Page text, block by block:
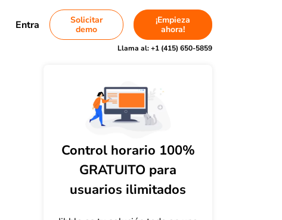
Entra
Solicitar
demo
¡Empieza
ahora!
Llama al:+1 (415) 650-5859
Control horario 100%
GRATUITO para
usuarios ilimitados